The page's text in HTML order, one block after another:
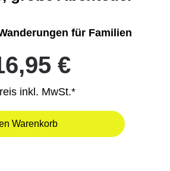
für Familien
Gib den gewünschten
€
inkl. MwSt.*
Warenkorb